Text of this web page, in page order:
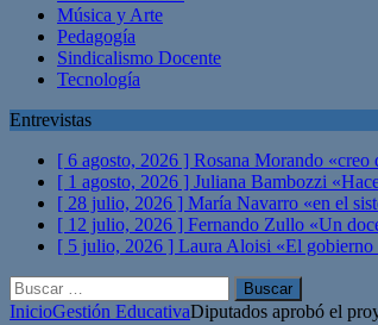
Música y Arte
Pedagogía
Sindicalismo Docente
Tecnología
Entrevistas
[ 6 agosto, 2026 ] Rosana Morando «creo
[ 1 agosto, 2026 ] Juliana Bambozzi
[ 28 julio, 2026 ] María Navarro «en el
[ 12 julio, 2026 ] Fernando Zullo «Un
[ 5 julio, 2026 ] Laura Aloisi «El gobierno
Buscar:
InicioGestión EducativaDiputados aprobó el